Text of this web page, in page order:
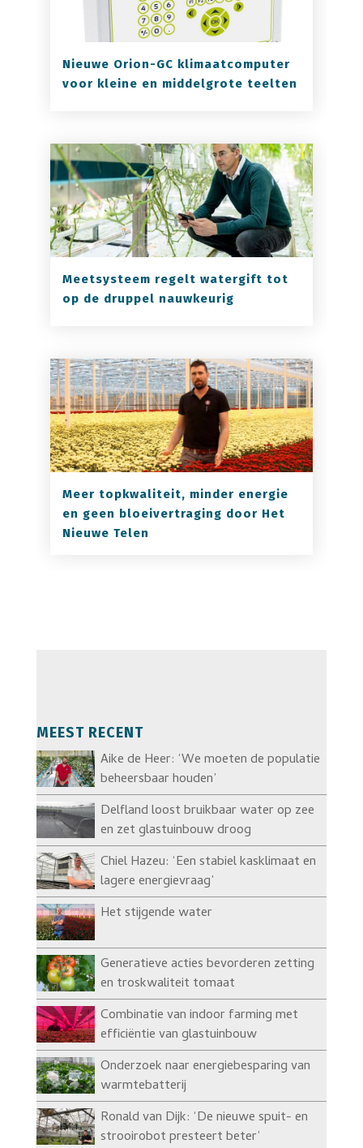
Nieuwe Orion-GC klimaatcomputer
voor kleine en middelgrote teelten
Meetsysteem regelt watergift tot
op de druppel nauwkeurig
Meer topkwaliteit, minder energie
en geen bloeivertraging door Het
Nieuwe Telen
MEEST RECENT
Aike de Heer: ‘We moeten de populatie
beheersbaar houden’
Delfland loost bruikbaar water op zee
en zet glastuinbouw droog
Chiel Hazeu: ‘Een stabiel kasklimaat en
lagere energievraag’
Het stijgende water
Generatieve acties bevorderen zetting
en troskwaliteit tomaat
Combinatie van indoor farming met
efficiëntie van glastuinbouw
Onderzoek naar energiebesparing van
warmtebatterij
Ronald van Dijk: ‘De nieuwe spuit- en
strooirobot presteert beter’